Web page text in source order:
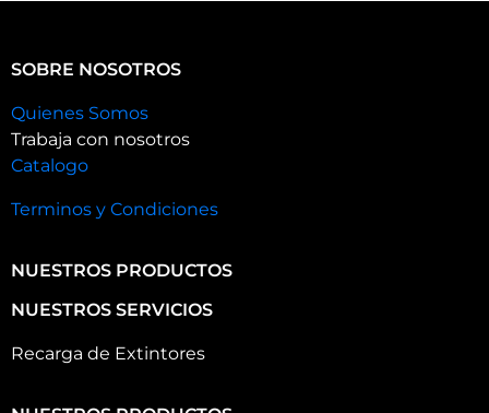
SOBRE NOSOTROS
Quienes Somos
Trabaja con nosotros
Catalogo
Terminos y Condiciones
NUESTROS PRODUCTOS
NUESTROS SERVICIOS
Recarga de Extintores